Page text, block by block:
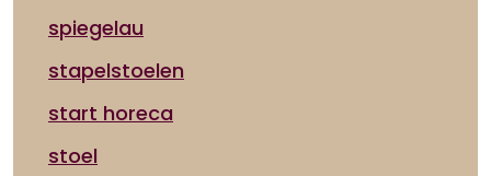
spiegelau
stapelstoelen
start horeca
stoel